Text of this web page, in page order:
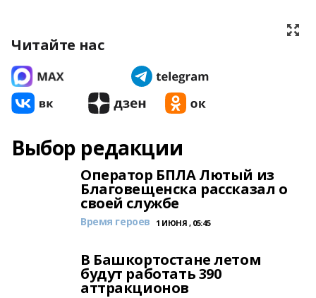
Читайте нас
Выбор редакции
Оператор БПЛА Лютый из
Благовещенска рассказал о
своей службе
Время героев 1 ИЮНЯ , 05:45
В Башкортостане летом
будут работать 390
аттракционов